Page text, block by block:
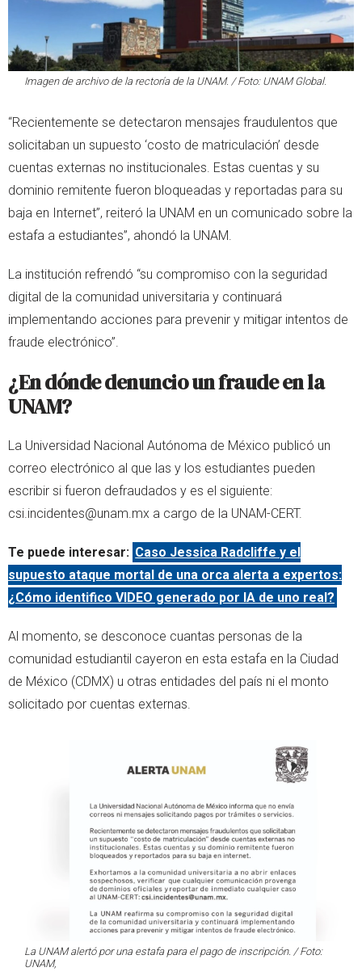
Imagen de archivo de la rectoría de la UNAM. / Foto: UNAM Global.
“Recientemente se detectaron mensajes fraudulentos que
solicitaban un supuesto ‘costo de matriculación’ desde
cuentas externas no institucionales. Estas cuentas y su
dominio remitente fueron bloqueadas y reportadas para su
baja en Internet”, reiteró la UNAM en un comunicado sobre la
estafa a estudiantes”, ahondó la UNAM.
La institución refrendó “su compromiso con la seguridad
digital de la comunidad universitaria y continuará
implementando acciones para prevenir y mitigar intentos de
fraude electrónico”.
¿En dónde denuncio un fraude en la
UNAM?
La Universidad Nacional Autónoma de México publicó un
correo electrónico al que las y los estudiantes pueden
escribir si fueron defraudados y es el siguiente:
csi.incidentes@unam.mx a cargo de la UNAM-CERT.
Te puede interesar: Caso Jessica Radcliffe y el
supuesto ataque mortal de una orca alerta a expertos:
¿Cómo identifico VIDEO generado por IA de uno real?
Al momento, se desconoce cuantas personas de la
comunidad estudiantil cayeron en esta estafa en la Ciudad
de México (CDMX) u otras entidades del país ni el monto
solicitado por cuentas externas.
La UNAM alertó por una estafa para el pago de inscripción. / Foto:
UNAM,